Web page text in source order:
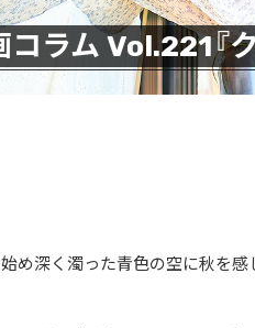
ラム Vol.221『ク
め深く濁った青色の空に秋を感